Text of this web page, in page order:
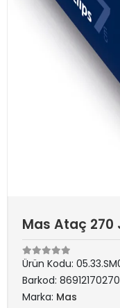
Mas Ataç 270
Ürün Kodu:
Barkod:
Marka: Mas